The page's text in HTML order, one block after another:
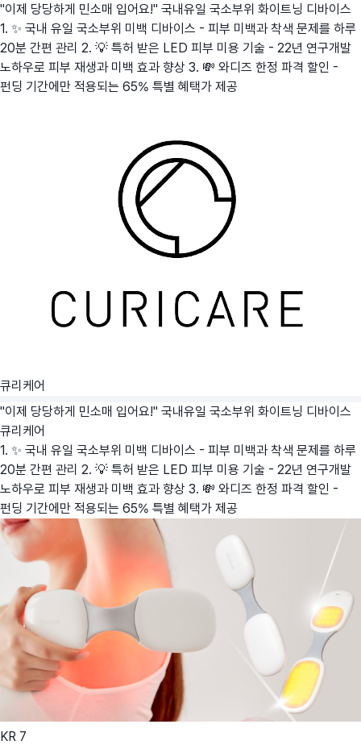
"이제 당당하게 민소매 입어요!" 국내유일 국소부위 화이트닝 디바이스
1. ✨ 국내 유일 국소부위 미백 디바이스 - 피부 미백과 착색 문제를 하루
20분 간편 관리 2. 💡 특허 받은 LED 피부 미용 기술 - 22년 연구개발
노하우로 피부 재생과 미백 효과 향상 3. 💸 와디즈 한정 파격 할인 -
펀딩 기간에만 적용되는 65% 특별 혜택가 제공
큐리케어
"이제 당당하게 민소매 입어요!" 국내유일 국소부위 화이트닝 디바이스
큐리케어
1. ✨ 국내 유일 국소부위 미백 디바이스 - 피부 미백과 착색 문제를 하루
20분 간편 관리 2. 💡 특허 받은 LED 피부 미용 기술 - 22년 연구개발
노하우로 피부 재생과 미백 효과 향상 3. 💸 와디즈 한정 파격 할인 -
펀딩 기간에만 적용되는 65% 특별 혜택가 제공
KR 7